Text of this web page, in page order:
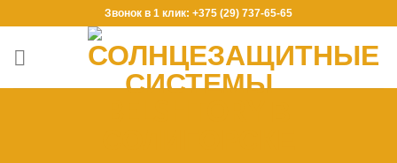
to
content
Звонок в 1 клик: +375 (29) 737-65-65